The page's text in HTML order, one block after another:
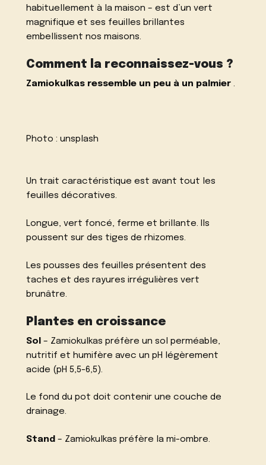
habituellement à la maison – est d’un vert
magnifique et ses feuilles brillantes
embellissent nos maisons.
Comment la reconnaissez-vous ?
Zamiokulkas ressemble un peu à un palmier .
Photo :unsplash
Un trait caractéristique est avant tout les
feuilles décoratives.
Longue, vert foncé, ferme et brillante. Ils
poussent sur des tiges de rhizomes.
Les pousses des feuilles présentent des
taches et des rayures irrégulières vert
brunâtre.
Plantes en croissance
Sol – Zamiokulkas préfère un sol perméable,
nutritif et humifère avec un pH légèrement
acide (pH 5,5-6,5).
Le fond du pot doit contenir une couche de
drainage.
Stand – Zamiokulkas préfère la mi-ombre.